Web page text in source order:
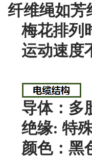
纤维绳如芳
梅花排列
运动速度
导体：多
绝缘: 特
颜色：黑